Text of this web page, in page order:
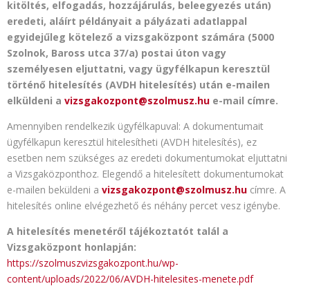
kitöltés, elfogadás, hozzájárulás, beleegyezés után)
eredeti, aláírt példányait a pályázati adatlappal
egyidejűleg kötelező a vizsgaközpont számára (5000
Szolnok, Baross utca 37/a) postai úton vagy
személyesen eljuttatni, vagy ügyfélkapun keresztül
történő hitelesítés (AVDH hitelesítés) után e-mailen
elküldeni a vizsgakozpont@szolmusz.hu e-mail címre.
Amennyiben rendelkezik ügyfélkapuval: A dokumentumait
ügyfélkapun keresztül hitelesítheti (AVDH hitelesítés), ez
esetben nem szükséges az eredeti dokumentumokat eljuttatni
a Vizsgaközponthoz. Elegendő a hitelesített dokumentumokat
e-mailen beküldeni a vizsgakozpont@szolmusz.hu címre. A
hitelesítés online elvégezhető és néhány percet vesz igénybe.
A hitelesítés menetéről tájékoztatót talál a
Vizsgaközpont honlapján:
https://szolmuszvizsgakozpont.hu/wp-
content/uploads/2022/06/AVDH-hitelesites-menete.pdf